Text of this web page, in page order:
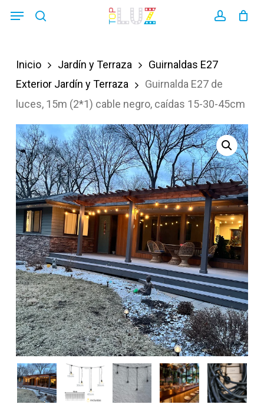
content
Menu
Inicio Jardín y Terraza
Guirnaldas E27
Exterior Jardín y Terraza
Guirnalda E27 de
luces, 15m (2*1) cable negro, caídas 15-30-45cm